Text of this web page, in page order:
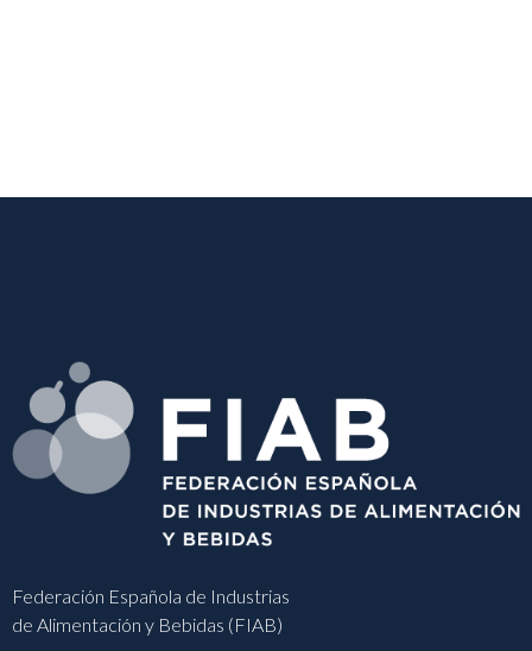
Federación Española de Industrias
de Alimentación y Bebidas (FIAB)